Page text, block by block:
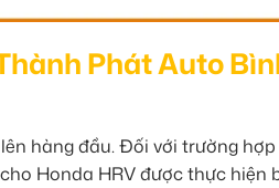
Phát Auto
hàng đầu. Đối với trường
Honda HRV được thực hiện